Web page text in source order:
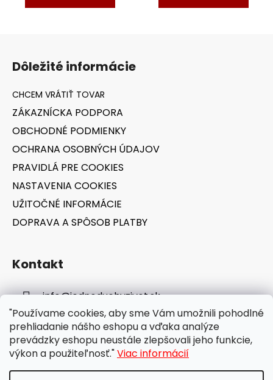
"Používame cookies, aby sme Vám umožnili pohodlné
prehliadanie nášho eshopu a vďaka analýze
prevádzky eshopu neustále zlepšovali jeho funkcie,
výkon a použiteľnosť."Viac informácií
Dôležité informácie
ZÁKAZNÍCKA PODPORA
OBCHODNÉ PODMIENKY
OCHRANA OSOBNÝCH ÚDAJOV
PRAVIDLÁ PRE COOKIES
NASTAVENIA COOKIES
UŽITOČNÉ INFORMÁCIE
DOPRAVA A SPÔSOB PLATBY
Kontakt
info@jednoduchyzivot.sk
E-shop: 0948 647 767